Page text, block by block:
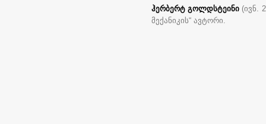
ჰერბერტ გოლდსტეინი (ივნ.
მექანიკის“ ავტორი.